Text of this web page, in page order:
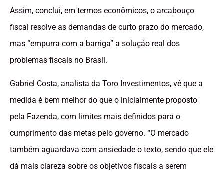
Assim, conclui, em termos econômicos, o arcabouço
fiscal resolve as demandas de curto prazo do mercado,
mas “empurra com a barriga” a solução real dos
problemas fiscais no Brasil.
Gabriel Costa, analista da Toro Investimentos, vê que a
medida é bem melhor do que o inicialmente proposto
pela Fazenda, com limites mais definidos para o
cumprimento das metas pelo governo. “O mercado
também aguardava com ansiedade o texto, sendo que ele
dá mais clareza sobre os objetivos fiscais a serem